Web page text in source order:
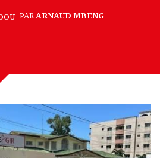
PARARNAUD MBENG